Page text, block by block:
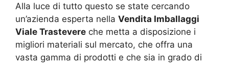
Alla luce di tutto questo se state cercando
un’azienda esperta nella Vendita Imballaggi
Viale Trastevere che metta a disposizione i
migliori materiali sul mercato, che offra una
vasta gamma di prodotti e che sia in grado di